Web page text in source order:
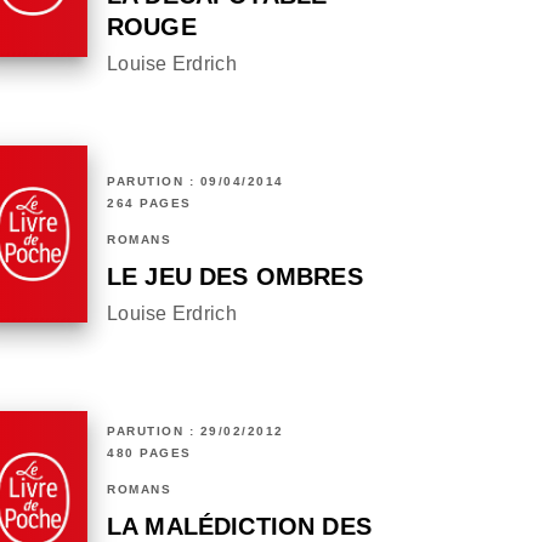
ROUGE
Louise Erdrich
PARUTION : 09/04/2014
264 PAGES
ROMANS
LE JEU DES OMBRES
Louise Erdrich
PARUTION : 29/02/2012
480 PAGES
ROMANS
LA MALÉDICTION DES